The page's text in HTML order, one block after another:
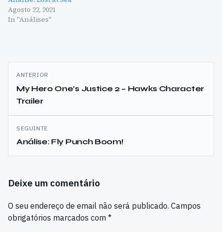
Agosto 22, 2021
In "Análises"
Navegação
de
artigos
ANTERIOR
My Hero One’s Justice 2 – Hawks Character
Trailer
SEGUINTE
Análise: Fly Punch Boom!
Deixe um comentário
O seu endereço de email não será publicado. Campos
obrigatórios marcados com *